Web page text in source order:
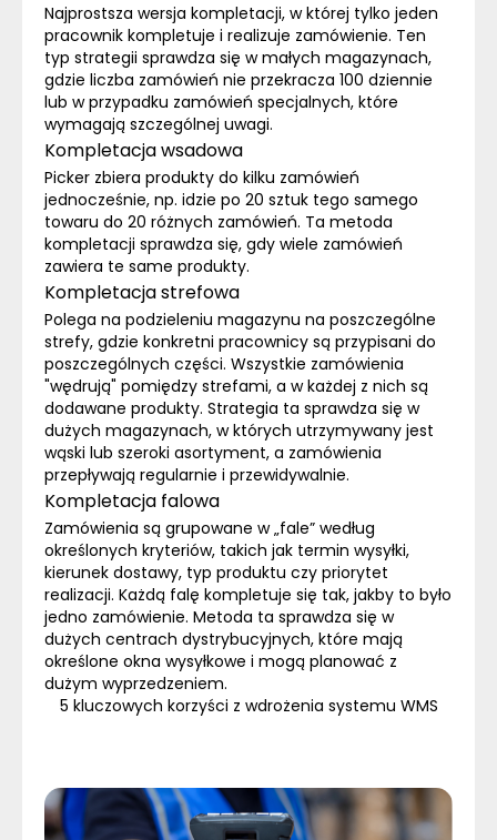
Najprostsza wersja kompletacji, w której tylko jeden
pracownik kompletuje i realizuje zamówienie. Ten
typ strategii sprawdza się w małych magazynach,
gdzie liczba zamówień nie przekracza 100 dziennie
lub w przypadku zamówień specjalnych, które
wymagają szczególnej uwagi.
Kompletacja wsadowa
Picker zbiera produkty do kilku zamówień
jednocześnie, np. idzie po 20 sztuk tego samego
towaru do 20 różnych zamówień. Ta metoda
kompletacji sprawdza się, gdy wiele zamówień
zawiera te same produkty.
Kompletacja strefowa
Polega na podzieleniu magazynu na poszczególne
strefy, gdzie konkretni pracownicy są przypisani do
poszczególnych części. Wszystkie zamówienia
"wędrują" pomiędzy strefami, a w każdej z nich są
dodawane produkty. Strategia ta sprawdza się w
dużych magazynach, w których utrzymywany jest
wąski lub szeroki asortyment, a zamówienia
przepływają regularnie i przewidywalnie.
Kompletacja falowa
Zamówienia są grupowane w „fale” według
określonych kryteriów, takich jak termin wysyłki,
kierunek dostawy, typ produktu czy priorytet
realizacji. Każdą falę kompletuje się tak, jakby to było
jedno zamówienie. Metoda ta sprawdza się w
dużych centrach dystrybucyjnych, które mają
określone okna wysyłkowe i mogą planować z
dużym wyprzedzeniem.
5 kluczowych korzyści z wdrożenia systemu WMS